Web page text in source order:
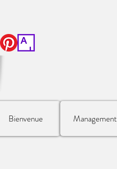
Bienvenue Management